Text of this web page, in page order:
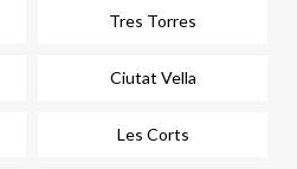
Tres Torres
Ciutat Vella
Les Corts